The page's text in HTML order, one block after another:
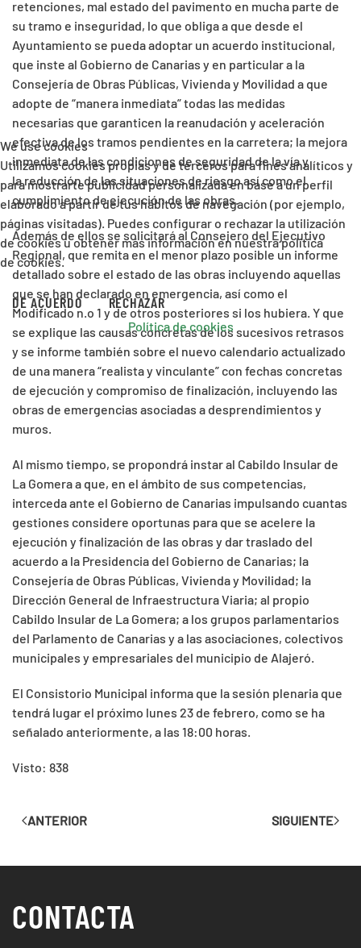
retenciones, mal estado del pavimento en mucha parte de
su tramo e inseguridad, lo que obliga a que desde el
Ayuntamiento se pueda adoptar un acuerdo institucional,
que inste al Gobierno de Canarias y en particular a la
Consejería de Obras Públicas, Vivienda y Movilidad a que
adopte de “manera inmediata” todas las medidas
necesarias que garanticen la reanudación y aceleración
efectiva de los tramos pendientes en la carretera; la mejora
inmediata de las condiciones de seguridad de la vía y
la reducción de las situaciones de riesgo así como el
cumplimiento de ejecución de las obras.
Además de ellos se solicitará al Consejero del Ejecutivo
Regional, que remita en el menor plazo posible un informe
detallado sobre el estado de las obras incluyendo aquellas
que se han declarado en emergencia, así como el
Modificado n.o 1 y de otros posteriores si los hubiera. Y que
se explique las causas concretas de los sucesivos retrasos
y se informe también sobre el nuevo calendario actualizado
de una manera “realista y vinculante” con fechas concretas
de ejecución y compromiso de finalización, incluyendo las
obras de emergencias asociadas a desprendimientos y
muros.
Al mismo tiempo, se propondrá instar al Cabildo Insular de
La Gomera a que, en el ámbito de sus competencias,
interceda ante el Gobierno de Canarias impulsando cuantas
gestiones considere oportunas para que se acelere la
ejecución y finalización de las obras y dar traslado del
acuerdo a la Presidencia del Gobierno de Canarias; la
Consejería de Obras Públicas, Vivienda y Movilidad; la
Dirección General de Infraestructura Viaria; al propio
Cabildo Insular de La Gomera; a los grupos parlamentarios
del Parlamento de Canarias y a las asociaciones, colectivos
municipales y empresariales del municipio de Alajeró.
El Consistorio Municipal informa que la sesión plenaria que
tendrá lugar el próximo lunes 23 de febrero, como se ha
señalado anteriormente, a las 18:00 horas.
Visto: 838
ANTERIOR SIGUIENTE
CONTACTA
We use cookies
Utilizamos cookies propias y de terceros para fines analíticos y
para mostrarte publicidad personalizada en base a un perfil
elaborado a partir de tus hábitos de navegación (por ejemplo,
páginas visitadas). Puedes configurar o rechazar la utilización
de cookies u obtener más información en nuestra política
de cookies.
DE ACUERDO RECHAZAR
Política de cookies